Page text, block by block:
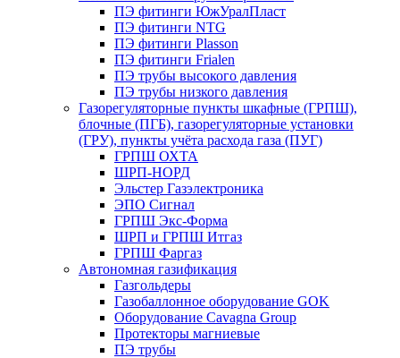
ПЭ фитинги ЮжУралПласт
ПЭ фитинги NTG
ПЭ фитинги Plasson
ПЭ фитинги Frialen
ПЭ трубы высокого давления
ПЭ трубы низкого давления
Газорегуляторные пункты шкафные (ГРПШ),
блочные (ПГБ), газорегуляторные установки
(ГРУ), пункты учёта расхода газа (ПУГ)
ГРПШ ОХТА
ШРП-НОРД
Эльстер Газэлектроника
ЭПО Сигнал
ГРПШ Экс-Форма
ШРП и ГРПШ Итгаз
ГРПШ Фаргаз
Автономная газификация
Газгольдеры
Газобаллонное оборудование GOK
Оборудование Cavagna Group
Протекторы магниевые
ПЭ трубы